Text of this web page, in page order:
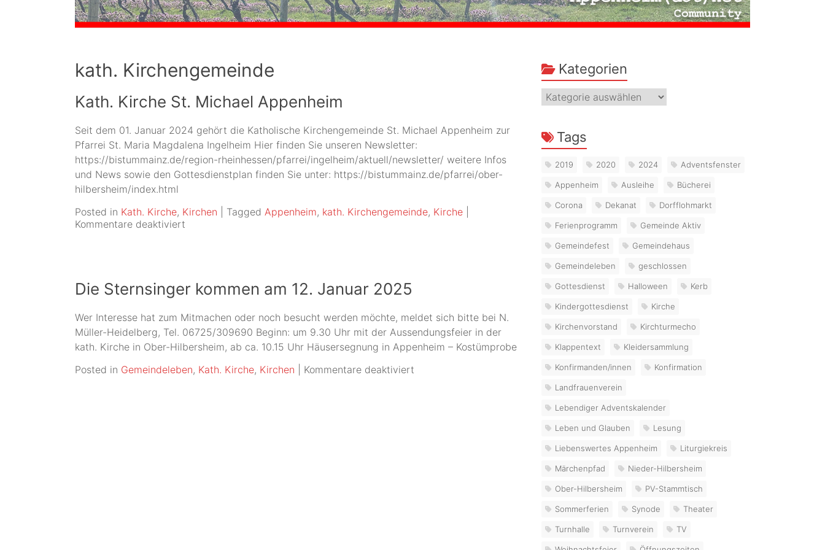
kath. Kirchengemeinde
Kath. Kirche St. Michael Appenheim
Seit dem 01. Januar 2024 gehört die Katholische Kirchengemeinde St. Michael Appenheim zur
Pfarrei St. Maria Magdalena Ingelheim Hier finden Sie unseren Newsletter:
https://bistummainz.de/region-rheinhessen/pfarrei/ingelheim/aktuell/newsletter/ weitere Infos
und News sowie den Gottesdienstplan finden Sie unter: https://bistummainz.de/pfarrei/ober-
hilbersheim/index.html
Posted in Kath. Kirche, Kirchen Tagged Appenheim, kath. Kirchengemeinde, Kirche
Kommentare deaktiviert
Appenheim
Die Sternsinger kommen am 12. Januar 2025
Wer Interesse hat zum Mitmachen oder noch besucht werden möchte, meldet sich bitte bei N.
Müller-Heidelberg, Tel. 06725/309690 Beginn: um 9.30 Uhr mit der Aussendungsfeier in der
kath. Kirche in Ober-Hilbersheim, ab ca. 10.15 Uhr Häusersegnung in Appenheim – Kostümprobe
Posted in Gemeindeleben, Kath. Kirche, Kirchen Kommentare deaktiviert
Kategorien
Kategorien
Tags
2019 2020 2024 Adventsfenster
Appenheim Ausleihe Bücherei
Corona Dekanat Dorfflohmarkt
Ferienprogramm Gemeinde Aktiv
Gemeindefest Gemeindehaus
Gemeindeleben geschlossen
Gottesdienst Halloween Kerb
Kindergottesdienst Kirche
Kirchenvorstand Kirchturmecho
Klappentext Kleidersammlung
Konfirmanden/innen Konfirmation
Landfrauenverein
Lebendiger Adventskalender
Leben und Glauben Lesung
Liebenswertes Appenheim Liturgiekreis
Märchenpfad Nieder-Hilbersheim
Ober-Hilbersheim PV-Stammtisch
Sommerferien Synode Theater
Turnhalle Turnverein TV